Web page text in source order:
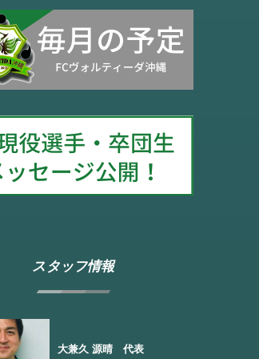
スタッフ情報
大兼久 源晴 代表